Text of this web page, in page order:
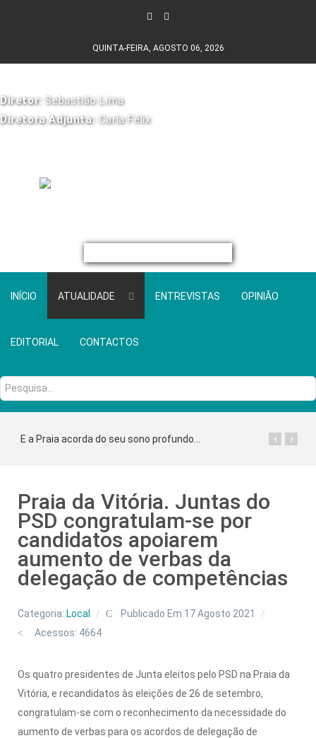
QUINTA-FEIRA, AGOSTO 06, 2026
Diretor: Sebastião Lima
Diretora Adjunta: Carla Félix
INÍCIO ATUALIDADE ENTREVISTAS OPINIÃO
EDITORIAL CONTACTOS
Pesquisa...
E a Praia acorda do seu sono profundo... ›
‹
Praia da Vitória. Juntas do
PSD congratulam-se por
candidatos apoiarem
aumento de verbas da
delegação de competências
Categoria: Local
Publicado Em 17 Agosto 2021
Acessos: 4664
Os quatro presidentes de Junta eleitos pelo PSD na Praia da
Vitória, e recandidatos às eleições de 26 de setembro,
congratulam-se com o reconhecimento da necessidade do
aumento de verbas para os acordos de delegação de